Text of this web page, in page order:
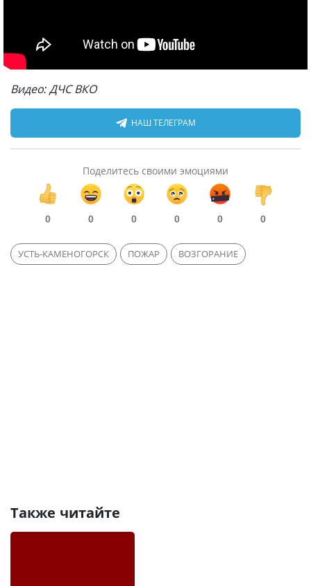
Видео: ДЧС ВКО
НАШ ТЕЛЕГРАМ
Поделитесь своими эмоциями
0 0 0 0 0 0
УСТЬ-КАМЕНОГОРСК ПОЖАР ВОЗГОРАНИЕ
Также читайте